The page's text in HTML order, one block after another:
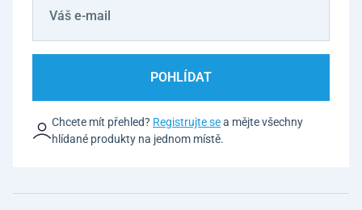
POHLÍDAT
Chcete mít přehled? Registrujte sea mějte všechny
hlídané produkty na jednom místě.